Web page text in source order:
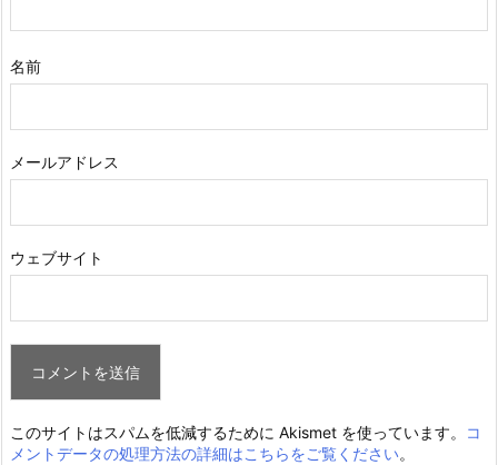
名前
メールアドレス
ウェブサイト
このサイトはスパムを低減するために Akismet を使っています。
コ
メントデータの処理方法の詳細はこちらをご覧ください。